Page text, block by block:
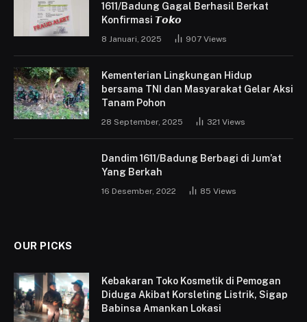
1611/Badung Gagal Berhasil Berkat
Konfirmasi 𝙏𝙤𝙠𝙤
8 Januari, 2025 907 Views
Kementerian Lingkungan Hidup
bersama TNI dan Masyarakat Gelar Aksi
Tanam Pohon
28 September, 2025 321 Views
Dandim 1611/Badung Berbagi di Jum’at
Yang Berkah
16 Desember, 2022 85 Views
OUR PICKS
Kebakaran Toko Kosmetik di Pemogan
Diduga Akibat Korsleting Listrik, Sigap
Babinsa Amankan Lokasi